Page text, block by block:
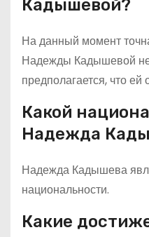
Кадышевой?
На данный момент
Надежды Кадышевой
предполагается, что ей
Какой
Надежда
Надежда Кадышева
национальности.
Какие